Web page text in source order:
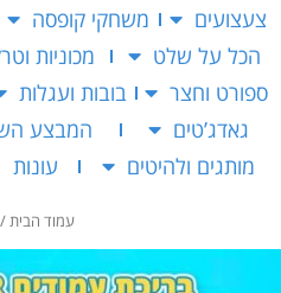
צעצועים משחקי קופסה
הכל על שלט
מכוניות
ספורט וחצר
בובות ועגלות
גאדג’טים
המבצע
מותגים ולהיטים
עונות
עמוד הבית/